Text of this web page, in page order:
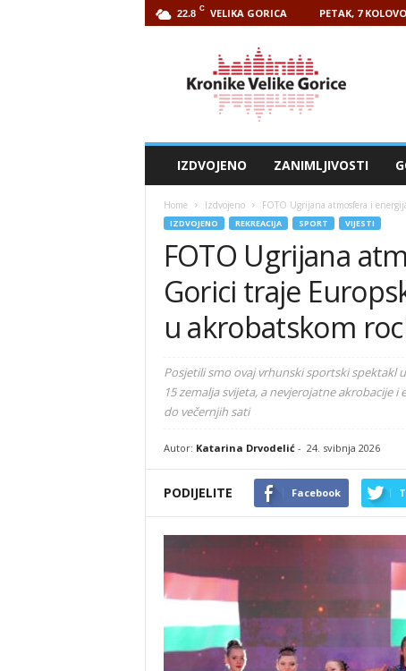
22.8 C VELIKA GORICA PETAK, 7
IZDVOJENO ZANIMLJIVOSTI
Home Izdvojeno FOTO Ugrijana atmosfera i
IZDVOJENO REKREACIJA SPORT VIJESTI
FOTO Ugrijana
Gorici traje
u akrobatskom
Posjetili smo ovaj vrhunski sportski spektakl
15 zemalja svijeta, a nevjerojatne akrobacije
do večernjih sati
Autor: Katarina Drvodelić- 24. svibnja 2026
PODIJELITE Facebook